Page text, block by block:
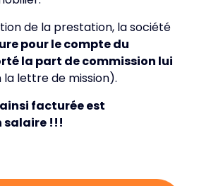
de la prestation, la société
pour le compte du
la part de commission lui
la lettre de mission).
facturée est
salaire !!!